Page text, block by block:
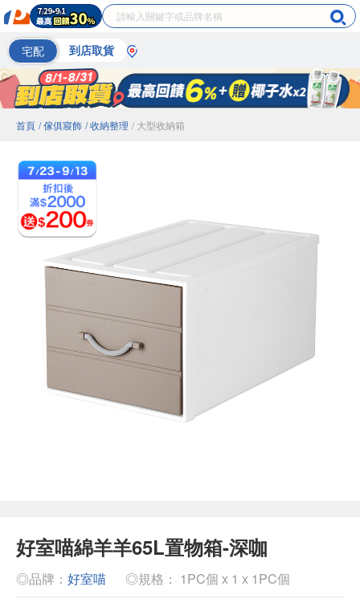
宅配 到店取貨
首頁 / 傢俱寢飾 / 收納整理 / 大型收納箱
好室喵綿羊羊65L置物箱-深咖
◎品牌： 好室喵 ◎規格： 1PC個 x 1 x 1PC個